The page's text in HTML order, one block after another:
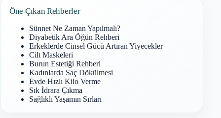
Öne Çıkan Rehberler
Sünnet Ne Zaman Yapılmalı?
Diyabetik Ara Öğün Rehberi
Erkeklerde Cinsel Gücü Artıran Yiyecekler
Cilt Maskeleri
Burun Estetiği Rehberi
Kadınlarda Saç Dökülmesi
Evde Hızlı Kilo Verme
Sık İdrara Çıkma
Sağlıklı Yaşamın Sırları